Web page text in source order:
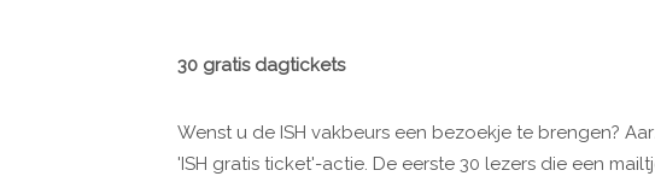
30 gratis dagtickets
Wenst u de ISH vakbeurs een bezoekje te brengen?
'ISH gratis ticket'-actie. De eerste 30 lezers die een